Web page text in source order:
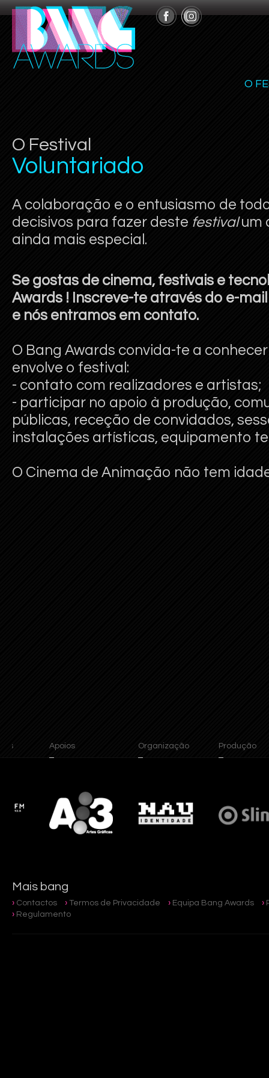
O
O Festival
Voluntariado
A colaboração e o entusiasmo de
decisivos para fazer deste festivalum
ainda mais especial.
Se gostas de cinema, festivais e
Awards ! Inscreve-te através do e-
e nós entramos em contato.
O Bang Awards convida-te a
envolve o festival:
- contato com realizadores e artistas;
- participar no apoio à produção,
públicas, receção de convidados,
instalações artísticas, equipamento
O Cinema de Animação não tem
Apoios Organização Produção
Mais bang
Contactos Termos de Privacidade Equipa Bang Awards
Regulamento